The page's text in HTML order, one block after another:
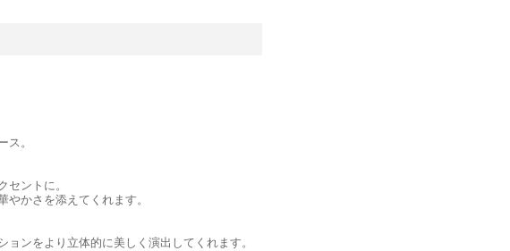
。
ントに。
かさを添えてくれます。
ンをより立体的に美しく演出してくれます。